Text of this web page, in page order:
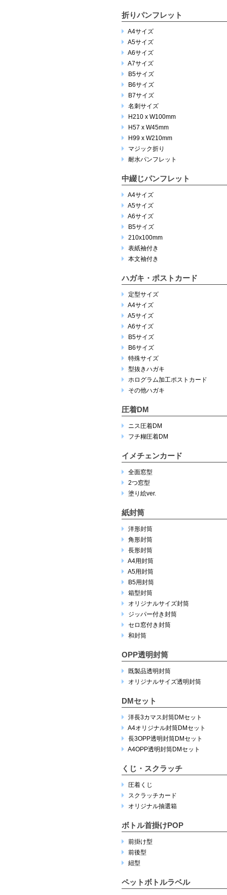
折りパンフレット
A4サイズ
A5サイズ
A6サイズ
A7サイズ
B5サイズ
B6サイズ
B7サイズ
名刺サイズ
H210 x W100mm
H57 x W45mm
H99 x W210mm
マジック折り
耐水パンフレット
中綴じパンフレット
A4サイズ
A5サイズ
A6サイズ
B5サイズ
210x100mm
表紙袖付き
本文袖付き
ハガキ・ポストカード
定型サイズ
A4サイズ
A5サイズ
A6サイズ
B5サイズ
B6サイズ
特殊サイズ
型抜きハガキ
ホログラム加工ポストカード
その他ハガキ
圧着DM
ニス圧着DM
フチ糊圧着DM
イメチェンカード
全面窓型
2つ窓型
塗り絵ver.
紙封筒
洋形封筒
角形封筒
長形封筒
A4用封筒
A5用封筒
B5用封筒
箱型封筒
オリジナルサイズ封筒
ジッパー付き封筒
セロ窓付き封筒
和封筒
OPP透明封筒
既製品透明封筒
オリジナルサイズ透明封筒
DMセット
洋長3カマス封筒DMセット
A4オリジナル封筒DMセット
長3OPP透明封筒DMセット
A4OPP透明封筒DMセット
くじ・スクラッチ
圧着くじ
スクラッチカード
オリジナル抽選箱
ボトル首掛けPOP
前掛け型
前後型
紐型
ペットボトルラベル